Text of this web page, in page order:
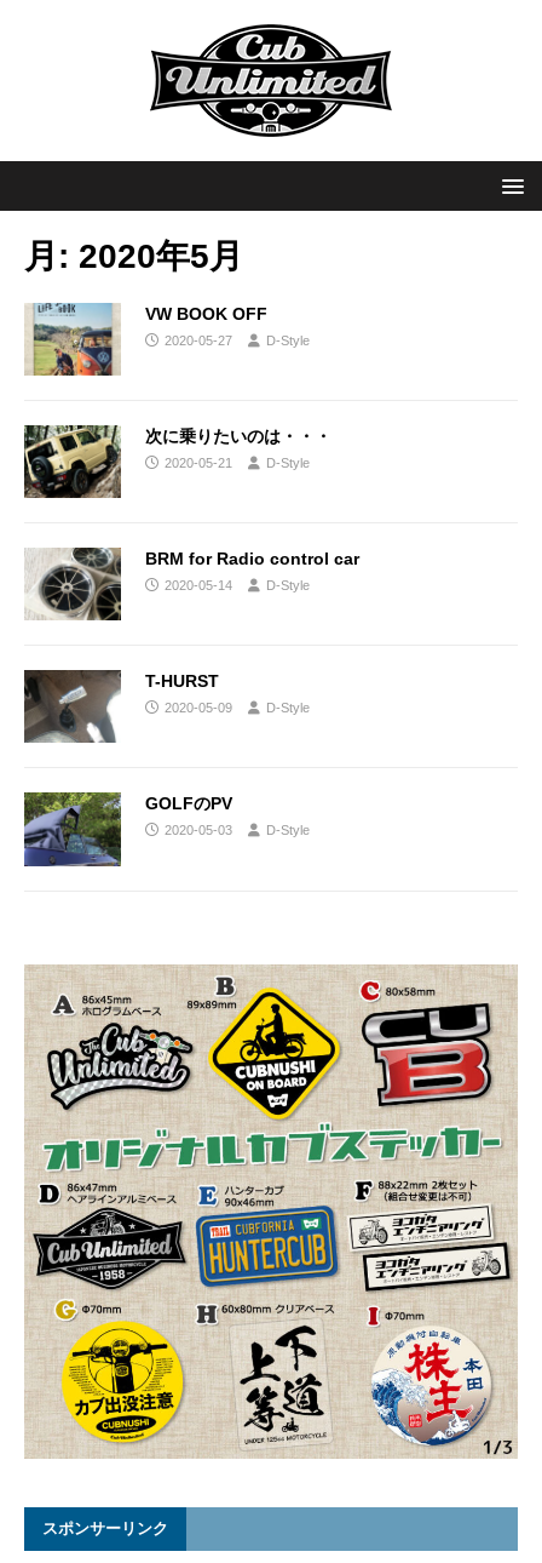
月: 2020年5月
VW BOOK OFF
2020-05-27 D-Style
次に乗りたいのは・・・
2020-05-21 D-Style
BRM for Radio control car
2020-05-14 D-Style
T-HURST
2020-05-09 D-Style
GOLFのPV
2020-05-03 D-Style
スポンサーリンク